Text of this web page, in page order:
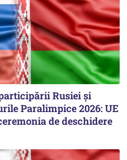
Rusiei și
Paralimpice 2026: UE
de deschidere